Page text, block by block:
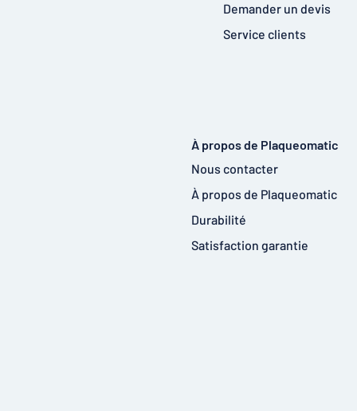
Demander un devis
Service clients
À propos de Plaqueomatic
Nous contacter
À propos de Plaqueomatic
Durabilité
Satisfaction garantie